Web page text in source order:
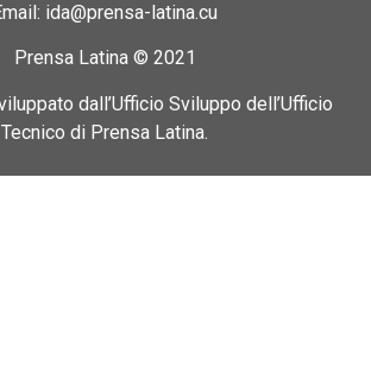
ida@prensa-latina.cu
Prensa Latina © 2021
dall’Ufficio Sviluppo dell’Ufficio
Tecnico di Prensa Latina.